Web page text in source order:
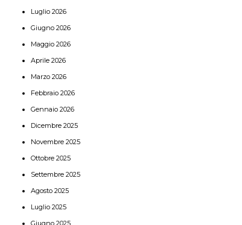
Luglio 2026
Giugno 2026
Maggio 2026
Aprile 2026
Marzo 2026
Febbraio 2026
Gennaio 2026
Dicembre 2025
Novembre 2025
Ottobre 2025
Settembre 2025
Agosto 2025
Luglio 2025
Giugno 2025